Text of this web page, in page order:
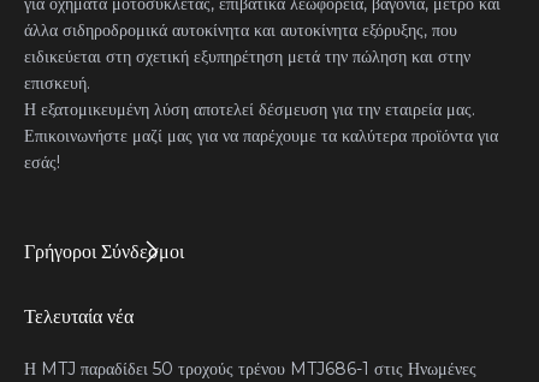
άλλα σιδηροδρομικά αυτοκίνητα και αυτοκίνητα εξόρυξης, που
ειδικεύεται στη σχετική εξυπηρέτηση μετά την πώληση και στην
επισκευή.
Η εξατομικευμένη λύση αποτελεί δέσμευση για την εταιρεία μας.
Επικοινωνήστε μαζί μας για να παρέχουμε τα καλύτερα προϊόντα για
εσάς!
Γρήγοροι Σύνδεσμοι
Τελευταία νέα
Η MTJ παραδίδει 50 τροχούς τρένου MTJ686-1 στις Ηνωμένες